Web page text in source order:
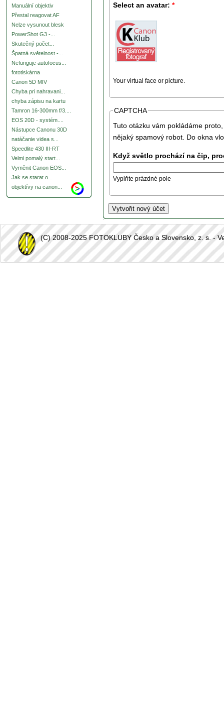
Manuální objektiv
Přestal reagovat AF
Nelze vysunout blesk
PowerShot G3 -...
Skutečný počet...
Špatná světelnost -...
Nefunguje autofocus...
fototiskárna
Canon 5D MIV
Chyba pri nahravani...
chyba zápisu na kartu
Tamron 16-300mm f/3....
EOS 20D - systém....
Nástupce Canonu 30D
natáčanie videa s...
Speedlite 430 III-RT
Velmi pomalý start...
Vyměnit Canon EOS...
Jak se starat o...
objektívy na canon...
Select an avatar: *
Your virtual face or picture.
CAPTCHA
Tuto otázku vám pokládáme
nějaký spamový robot. Do okna
Když světlo prochází na čip,
Vyplňte prázdné pole
(C) 2008-2025 FOTOKLUBY Česko a Slovensko, z. s. -